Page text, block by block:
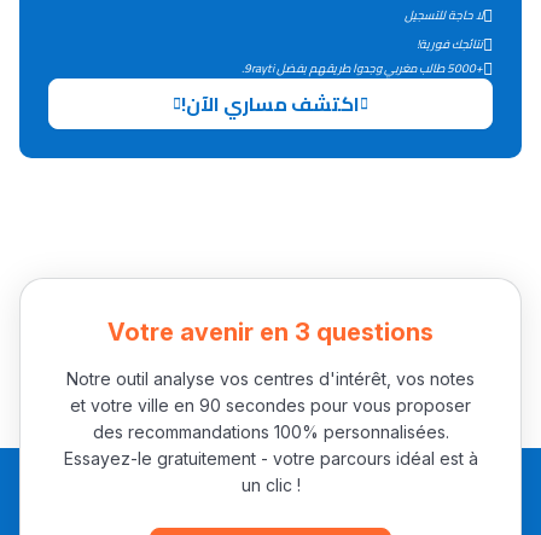
Collège au Maroc
التعليم الثانوي الإعدادي
Interviews/Vidéos
دليل المهن
لا حاجة للتسجيل
نتائجك فورية!
+5000 طالب مغربي وجدوا طريقهم بفضل 9rayti.
اكتشف مساري الآن!
Votre avenir en 3 questions
Notre outil analyse vos centres d'intérêt, vos notes
et votre ville en 90 secondes pour vous proposer
des recommandations 100% personnalisées.
Essayez-le gratuitement - votre parcours idéal est à
un clic !